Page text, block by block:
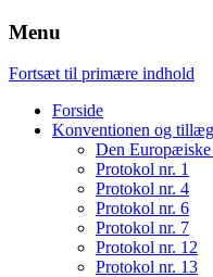
Menu
Fortsæt til primære indhold
Forside
Konventionen og
Den Europæiske
Protokol nr. 1
Protokol nr. 4
Protokol nr. 6
Protokol nr. 7
Protokol nr. 12
Protokol nr. 13